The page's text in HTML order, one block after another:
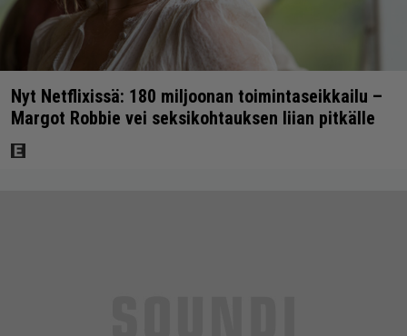
Nyt Netflixissä: 180 miljoonan toimintaseikkailu –
Margot Robbie vei seksikohtauksen liian pitkälle